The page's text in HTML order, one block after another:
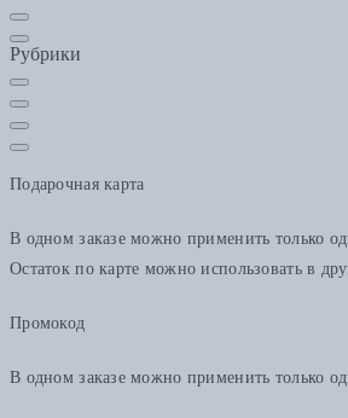
Рубрики
Подарочная карта
В одном заказе можно применить только
Остаток по карте можно использовать в
Промокод
В одном заказе можно применить только